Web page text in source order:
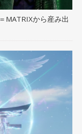
MATRIXから産み出